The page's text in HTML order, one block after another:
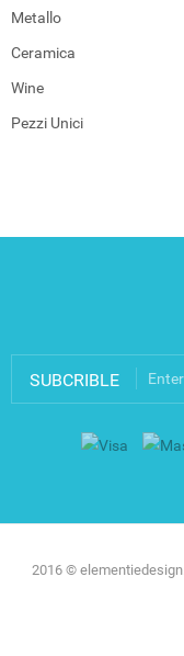
Metallo
Ceramica
Wine
Pezzi Unici
SUBCRIBLE
2016 ©